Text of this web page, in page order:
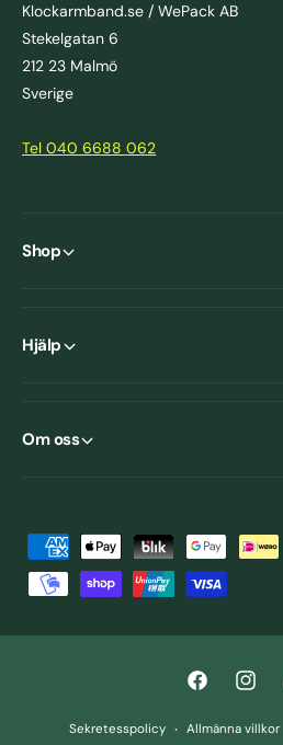
Klockarmband.se / WePack AB
Stekelgatan 6
212 23 Malmö
Sverige
Tel 040 6688 062
Shop
Hjälp
Om oss
e
a
Sekretesspolicy Allmänna villkor
F
a
I
n